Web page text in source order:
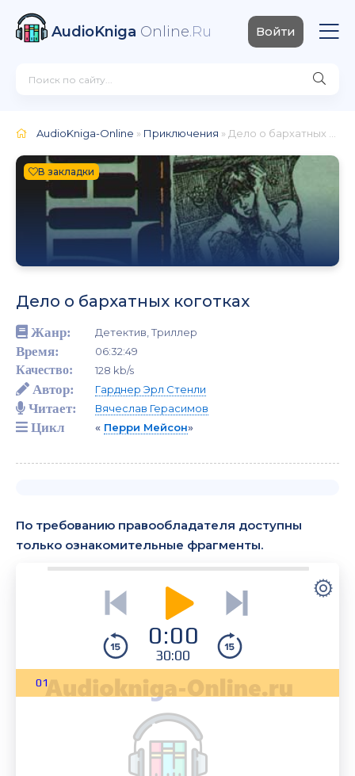
AudioKniga Online.Ru Войти
AudioKniga-Online » Приключения » Дело о бархатных коготках
В закладки
Дело о бархатных коготках
Жанр: Детектив, Триллер
Время:
06:32:49
Качество:
128 kb/s
Автор: Гарднер Эрл Стенли
Читает: Вячеслав Герасимов
Цикл « Перри Мейсон»
По требованию правообладателя доступны
только ознакомительные фрагменты.
0:00
30:00
01